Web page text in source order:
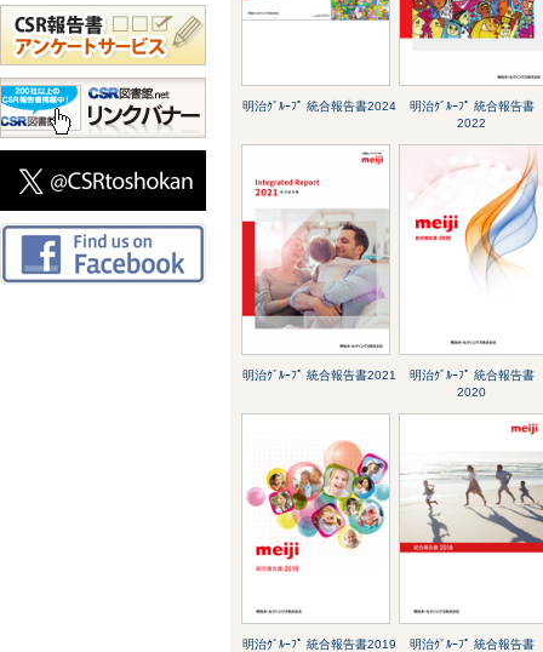
明治ｸﾞﾙｰﾌﾟ 統合報告書2024
明治ｸﾞﾙｰﾌﾟ 統合報告書
2022
明治ｸﾞﾙｰﾌﾟ 統合報告書2021
明治ｸﾞﾙｰﾌﾟ 統合報告書
2020
明治ｸﾞﾙｰﾌﾟ 統合報告書2019
明治ｸﾞﾙｰﾌﾟ 統合報告書